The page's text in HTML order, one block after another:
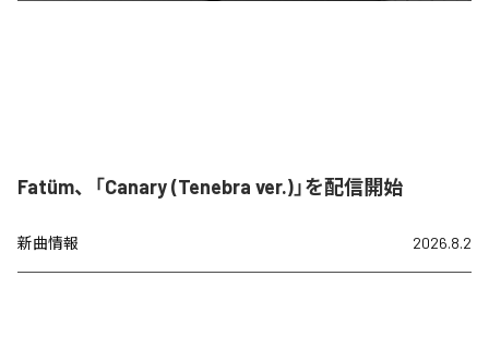
Fatüm、「Canary (Tenebra ver.)」を配信開始
新曲情報 2026.8.2